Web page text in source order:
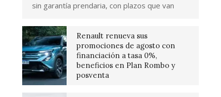
sin garantía prendaria, con plazos que van
Renault renueva sus
promociones de agosto con
financiación a tasa 0%,
beneficios en Plan Rombo y
posventa